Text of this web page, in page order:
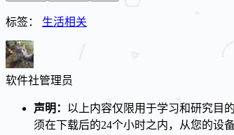
标签： 生活相关
软件社管理员
声明： 以上内容仅限用于学习和研究目
须在下载后的24个小时之内，从您的设